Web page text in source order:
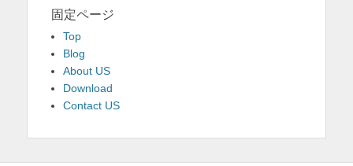
固定ページ
Top
Blog
About US
Download
Contact US